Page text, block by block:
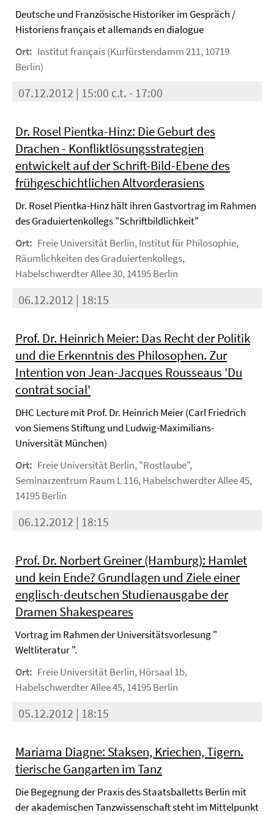
Deutsche und Französische Historiker im Gespräch /
Historiens français et allemands en dialogue
Ort: Institut français (Kurfürstendamm 211, 10719
Berlin)
07.12.2012 | 15:00 c.t. - 17:00
Dr. Rosel Pientka-Hinz: Die Geburt des
Drachen - Konfliktlösungsstrategien
entwickelt auf der Schrift-Bild-Ebene des
frühgeschichtlichen Altvorderasiens
Dr. Rosel Pientka-Hinz hält ihren Gastvortrag im Rahmen
des Graduiertenkollegs "Schriftbildlichkeit"
Ort: Freie Universität Berlin, Institut für Philosophie,
Räumlichkeiten des Graduiertenkollegs,
Habelschwerdter Allee 30, 14195 Berlin
06.12.2012 | 18:15
Prof. Dr. Heinrich Meier: Das Recht der Politik
und die Erkenntnis des Philosophen. Zur
Intention von Jean-Jacques Rousseaus 'Du
contrat social'
DHC Lecture mit Prof. Dr. Heinrich Meier (Carl Friedrich
von Siemens Stiftung und Ludwig-Maximilians-
Universität München)
Ort: Freie Universität Berlin, "Rostlaube",
Seminarzentrum Raum L 116, Habelschwerdter Allee 45,
14195 Berlin
06.12.2012 | 18:15
Prof. Dr. Norbert Greiner (Hamburg): Hamlet
und kein Ende? Grundlagen und Ziele einer
englisch-deutschen Studienausgabe der
Dramen Shakespeares
Vortrag im Rahmen der Universitätsvorlesung "
Weltliteratur ".
Ort: Freie Universität Berlin, Hörsaal 1b,
Habelschwerdter Allee 45, 14195 Berlin
05.12.2012 | 18:15
Mariama Diagne: Staksen, Kriechen, Tigern.
tierische Gangarten im Tanz
Die Begegnung der Praxis des Staatsballetts Berlin mit
der akademischen Tanzwissenschaft steht im Mittelpunkt